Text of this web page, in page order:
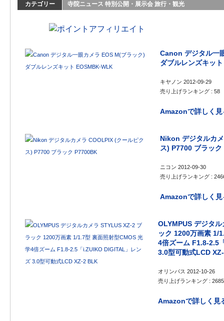
カテゴリー
寺院ニュース 特別公開・展示会 旅行・観光
Canon デジタル一
ダブルレンズキッ
キヤノン 2012-09-29
売り上げランキング : 58
Amazonで詳しく見
Nikon デジタルカ
ス) P7700 ブラッ
ニコン 2012-09-30
売り上げランキング :
Amazonで詳しく見
OLYMPUS デジタ
ック 1200万画素 1/
4倍ズーム F1.8-2.5
3.0型可動式LCD
オリンパス 2012-10-26
売り上げランキング : 2685
Amazonで詳しく見